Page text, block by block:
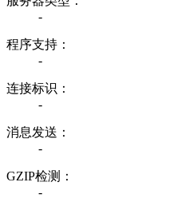
-
程序支持：
-
连接标识：
-
消息发送：
-
GZIP检测：
-